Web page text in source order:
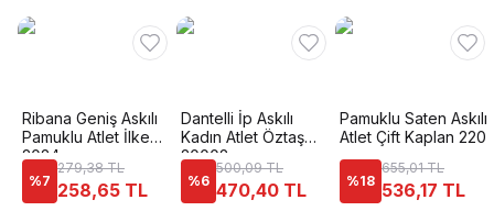
Ribana Geniş Askılı
Pamuklu Atlet İlke
2024
%7
279,38 TL
258,65 TL
Dantelli İp Askılı
Kadın Atlet Öztaş
20002
%6
500,09 TL
470,40 TL
Pamuklu Saten Askılı
Atlet Çift Kaplan 220
%18
655,01 TL
536,17 TL